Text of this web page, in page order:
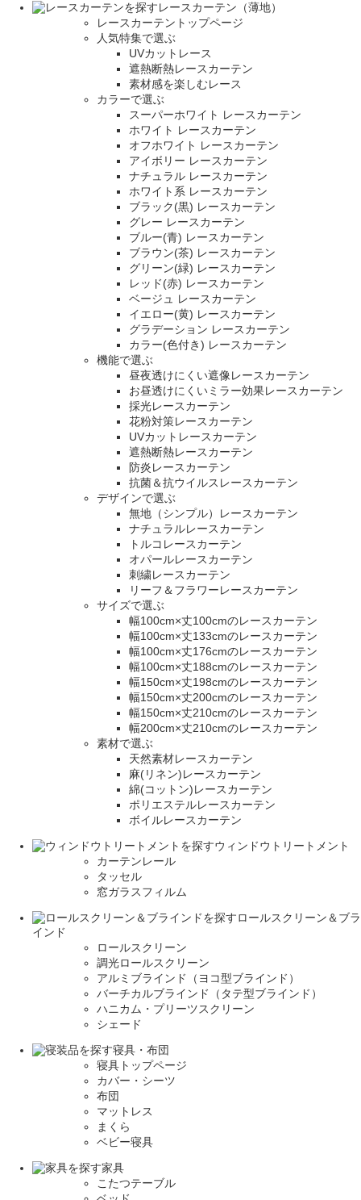
レースカーテン（薄地）
レースカーテントップページ
人気特集で選ぶ
UVカットレース
遮熱断熱レースカーテン
素材感を楽しむレース
カラーで選ぶ
スーパーホワイト レースカーテン
ホワイト レースカーテン
オフホワイト レースカーテン
アイボリー レースカーテン
ナチュラル レースカーテン
ホワイト系 レースカーテン
ブラック(黒) レースカーテン
グレー レースカーテン
ブルー(青) レースカーテン
ブラウン(茶) レースカーテン
グリーン(緑) レースカーテン
レッド(赤) レースカーテン
ベージュ レースカーテン
イエロー(黄) レースカーテン
グラデーション レースカーテン
カラー(色付き) レースカーテン
機能で選ぶ
昼夜透けにくい遮像レースカーテン
お昼透けにくいミラー効果レースカーテン
採光レースカーテン
花粉対策レースカーテン
UVカットレースカーテン
遮熱断熱レースカーテン
防炎レースカーテン
抗菌＆抗ウイルスレースカーテン
デザインで選ぶ
無地（シンプル）レースカーテン
ナチュラルレースカーテン
トルコレースカーテン
オパールレースカーテン
刺繍レースカーテン
リーフ＆フラワーレースカーテン
サイズで選ぶ
幅100cm×丈100cmのレースカーテン
幅100cm×丈133cmのレースカーテン
幅100cm×丈176cmのレースカーテン
幅100cm×丈188cmのレースカーテン
幅150cm×丈198cmのレースカーテン
幅150cm×丈200cmのレースカーテン
幅150cm×丈210cmのレースカーテン
幅200cm×丈210cmのレースカーテン
素材で選ぶ
天然素材レースカーテン
麻(リネン)レースカーテン
綿(コットン)レースカーテン
ポリエステルレースカーテン
ボイルレースカーテン
ウィンドウトリートメント
カーテンレール
タッセル
窓ガラスフィルム
ロールスクリーン＆ブラ
インド
ロールスクリーン
調光ロールスクリーン
アルミブラインド（ヨコ型ブラインド）
バーチカルブラインド（タテ型ブラインド）
ハニカム・プリーツスクリーン
シェード
寝具・布団
寝具トップページ
カバー・シーツ
布団
マットレス
まくら
ベビー寝具
家具
こたつテーブル